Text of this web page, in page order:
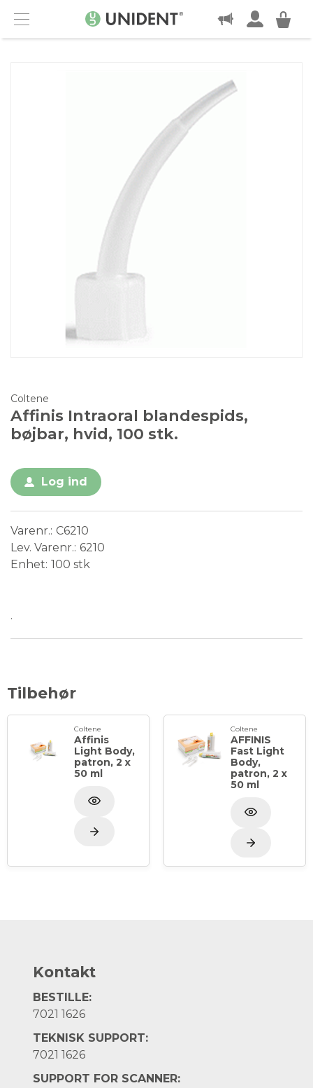
Menu
KONTAKT
Coltene
Affinis Intraoral blandespids,
bøjbar, hvid, 100 stk.
Log ind
Varenr. C6210
Lev. Varenr. 6210
Enhet 100 stk
.
Tilbehør
Coltene
Affinis
Light Body,
patron, 2 x
50 ml
Coltene
AFFINIS
Fast Light
Body,
patron, 2 x
50 ml
Kontakt
BESTILLE:
7021 1626
TEKNISK SUPPORT:
7021 1626
SUPPORT FOR SCANNER: